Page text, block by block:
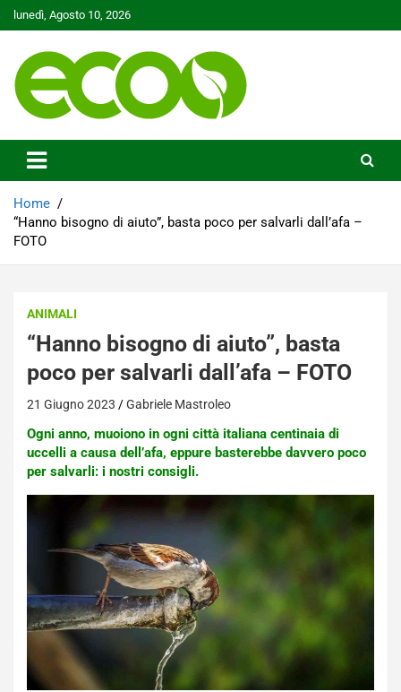
Skip
to
lunedì, Agosto 10, 2026
Ecoo.it
Home
“Hanno bisogno di aiuto”, basta poco per salvarli dall’afa –
FOTO
ANIMALI
“Hanno bisogno di aiuto”, basta
poco per salvarli dall’afa – FOTO
21 Giugno 2023 Gabriele Mastroleo
Ogni anno, muoiono in ogni città italiana centinaia di
uccelli a causa dell’afa, eppure basterebbe davvero poco
per salvarli: i nostri consigli.